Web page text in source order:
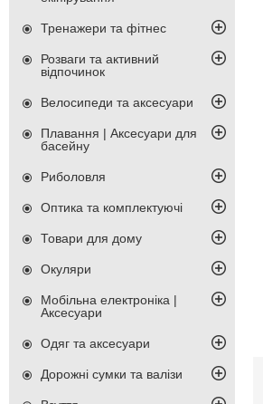
Тренажери та фітнес
Розваги та активний
відпочинок
Велосипеди та аксесуари
Плавання | Аксесуари для
басейну
Риболовля
Оптика та комплектуючі
Товари для дому
Окуляри
Мобільна електроніка |
Аксесуари
Одяг та аксесуари
Дорожні сумки та валізи